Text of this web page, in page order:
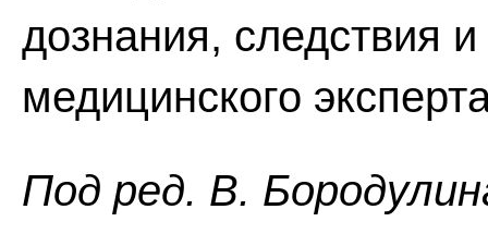
дознания, следствия
медицинского
Пoд peд. B.